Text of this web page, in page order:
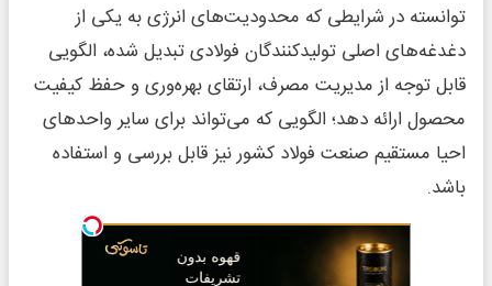
توانسته در شرایطی که محدودیت‌های انرژی به یکی از
دغدغه‌های اصلی تولیدکنندگان فولادی تبدیل شده، الگویی
قابل توجه از مدیریت مصرف، ارتقای بهره‌وری و حفظ کیفیت
محصول ارائه دهد؛ الگویی که می‌تواند برای سایر واحدهای
احیا مستقیم صنعت فولاد کشور نیز قابل بررسی و استفاده
باشد.